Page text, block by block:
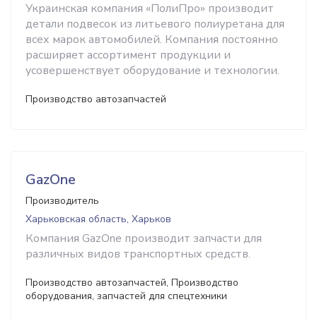
Украинская компания «ПолиПро» производит
детали подвесок из литьевого полиуретана для
всех марок автомобилей. Компания постоянно
расширяет ассортимент продукции и
усовершенствует оборудование и технологии.
Производство автозапчастей
GazOne
Производитель
Харьковская область, Харьков
Компания GazOne производит запчасти для
различных видов транспортных средств.
Производство автозапчастей, Производство
оборудования, запчастей для спецтехники